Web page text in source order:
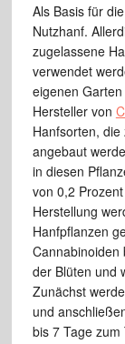
Als Basis für
Nutzhanf.
zugelassene
verwendet
eigenen
Hersteller von
Hanfsorten,
angebaut
in diesen
von 0,2
Herstellung
Hanfpflanzen
Cannabinoiden
der Blüten und
Zunächst
und
bis 7 Tage